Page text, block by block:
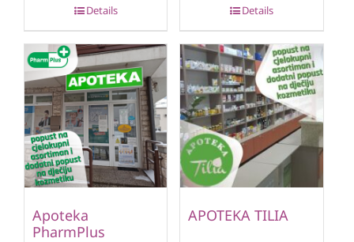
Details Details
Apoteka
PharmPlus
APOTEKA TILIA